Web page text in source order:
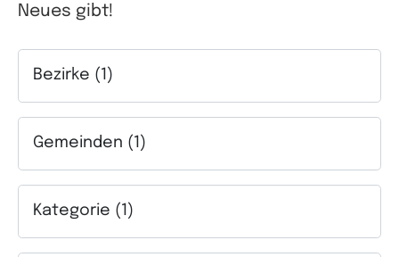
Neues gibt!
Bezirke (1)
Gemeinden (1)
Kategorie (1)